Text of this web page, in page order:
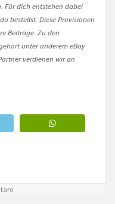
Für dich entstehen dabei
bestellst. Diese Provisionen
Beiträge. Zu den
unter anderem eBay
verdienen wir an